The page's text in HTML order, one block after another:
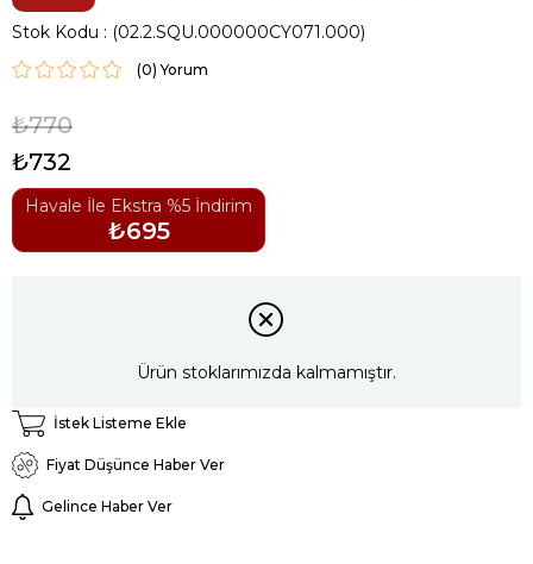
Stok Kodu (02.2.SQU.000000CY071.000)
(0)
₺770
₺732
Havale İle Ekstra %5 İndirim
₺695
Ürün stoklarımızda kalmamıştır.
İstek Listeme Ekle
Fiyat Düşünce Haber Ver
Gelince Haber Ver